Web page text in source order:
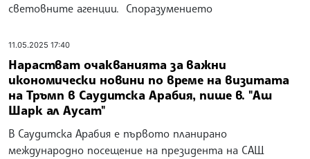
световните агенции. Споразумението
11.05.2025 17:40
Нарастват очакванията за важни
икономически новини по време на визитата
на Тръмп в Саудитска Арабия, пише в. "Аш
Шарк ал Аусат"
В Саудитска Арабия е първото планирано
международно посещение на президента на САЩ